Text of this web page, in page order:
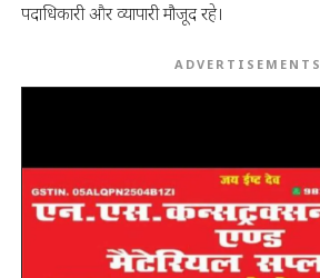
पदाधिकारी और व्यापारी मौजूद रहे।
ADVERTISEMENTS